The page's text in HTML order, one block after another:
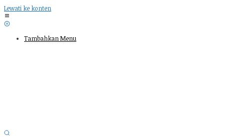
Lewati ke konten
Tambahkan Menu